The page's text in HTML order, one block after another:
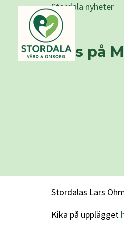
Stordala nyheter
Lars på
Stordalas Lars
Kika på upplägget